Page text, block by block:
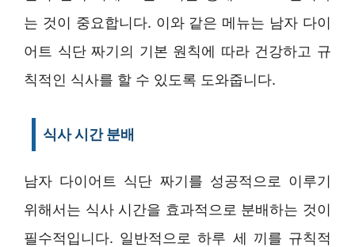
는 것이 중요합니다. 이와 같은 메뉴는 남자 다이
어트 식단 짜기의 기본 원칙에 따라 건강하고 규
칙적인 식사를 할 수 있도록 도와줍니다.
식사 시간 분배
남자 다이어트 식단 짜기를 성공적으로 이루기
위해서는 식사 시간을 효과적으로 분배하는 것이
필수적입니다. 일반적으로 하루 세 끼를 규칙적